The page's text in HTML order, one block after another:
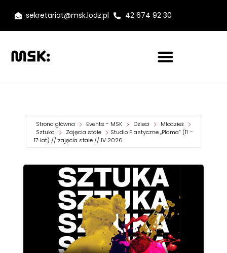
sekretariat@msk.lodz.pl 42 674 92 30
Strona główna Events - MSK Dzieci
Młodzież
Sztuka
Zajęcia stałe
Studio Plastyczne „Plama” (11 –
17 lat) // zajęcia stałe // IV 2026